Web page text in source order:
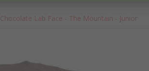
Chocolate Lab Face - The Mountain - Junior